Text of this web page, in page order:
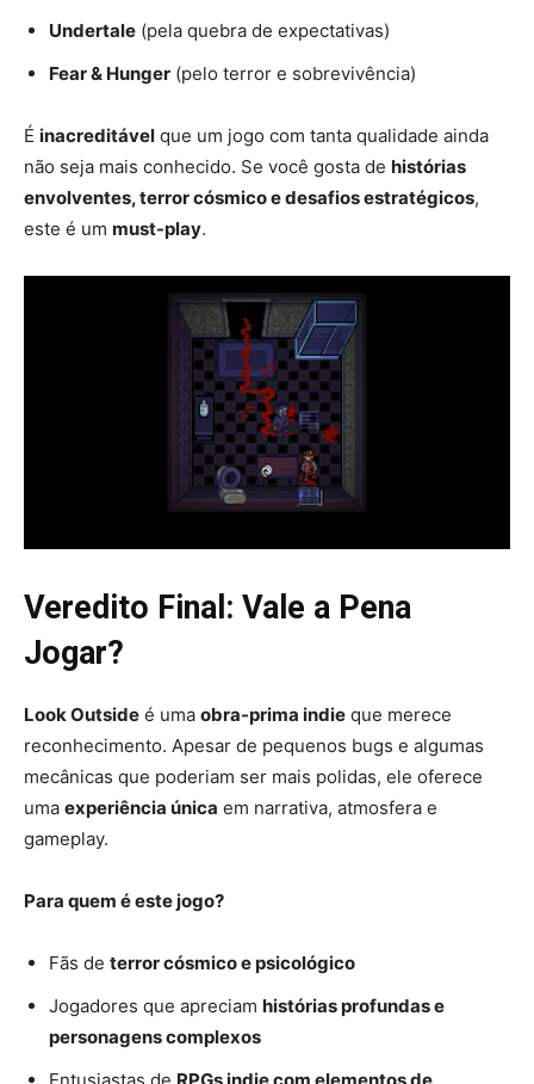
Undertale (pela quebra de expectativas)
Fear & Hunger (pelo terror e sobrevivência)
É inacreditável que um jogo com tanta qualidade ainda
não seja mais conhecido. Se você gosta de histórias
envolventes, terror cósmico e desafios estratégicos,
este é um must-play.
Veredito Final: Vale a Pena
Jogar?
Look Outside é uma obra-prima indie que merece
reconhecimento. Apesar de pequenos bugs e algumas
mecânicas que poderiam ser mais polidas, ele oferece
uma experiência única em narrativa, atmosfera e
gameplay.
Para quem é este jogo?
Fãs de terror cósmico e psicológico
Jogadores que apreciam histórias profundas e
personagens complexos